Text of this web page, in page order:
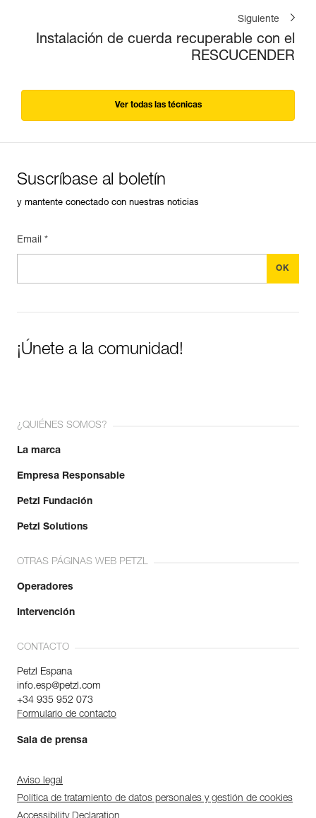
Siguiente
Instalación de cuerda recuperable con el
RESCUCENDER
Ver todas las técnicas
Suscríbase al boletín
y mantente conectado con nuestras noticias
Email *
¡Únete a la comunidad!
¿QUIÉNES SOMOS?
La marca
Empresa Responsable
Petzl Fundación
Petzl Solutions
OTRAS PÁGINAS WEB PETZL
Operadores
Intervención
CONTACTO
Petzl Espana
info.esp@petzl.com
+34 935 952 073
Formulario de contacto
Sala de prensa
Aviso legal
Política de tratamiento de datos personales y gestión de cookies